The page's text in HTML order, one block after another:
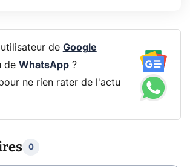
de Google
de WhatsApp?
ne rien rater de l'actu
0